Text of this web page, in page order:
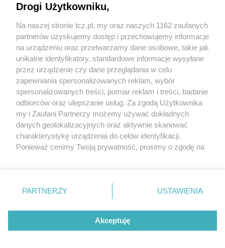
O FIRMIE POLITYKA PRYWATNOŚCI HOSTING
REKLAMA WSPÓŁPRACA RSS FACEBOOK KONTAKT
Nasze serwisy
Aktualności
Tcz24
Historia miasta
Muzyka i kultura
Archiwum wydarzeń
Zdjęcia miasta
Drogi Użytkowniku,
Na naszej stronie tcz.pl, my oraz naszych 1162 zaufanych
partnerów uzyskujemy dostęp i przechowujemy informacje
na urządzeniu oraz przetwarzamy dane osobowe, takie jak
unikalne identyfikatory, standardowe informacje wysyłane
przez urządzenie czy dane przeglądania w celu
zapewniania spersonalizowanych reklam, wybór
spersonalizowanych treści, pomiar reklam i treści, badanie
odbiorców oraz ulepszanie usług. Za zgodą Użytkownika
my i Zaufani Partnerzy możemy używać dokładnych
danych geolokalizacyjnych oraz aktywnie skanować
charakterystykę urządzenia do celów identyfikacji.
Ponieważ cenimy Twoją prywatność, prosimy o zgodę na
znajdujący się w lewym dolnym rogu strony
. Niektóre
przetwarzaniu. Preferencje będą miały zastosowania tylko
PARTNERZY USTAWIENIA
Akceptuję